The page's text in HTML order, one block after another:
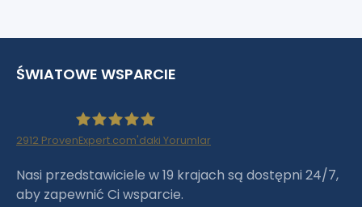
ŚWIATOWE WSPARCIE
Haartransplantation Istanbul |Dr.Acar aus
2912 ProvenExpert.com'daki Yorumlar
Nasi przedstawiciele w 19 krajach są dostępni 24/7,
aby zapewnić Ci wsparcie.